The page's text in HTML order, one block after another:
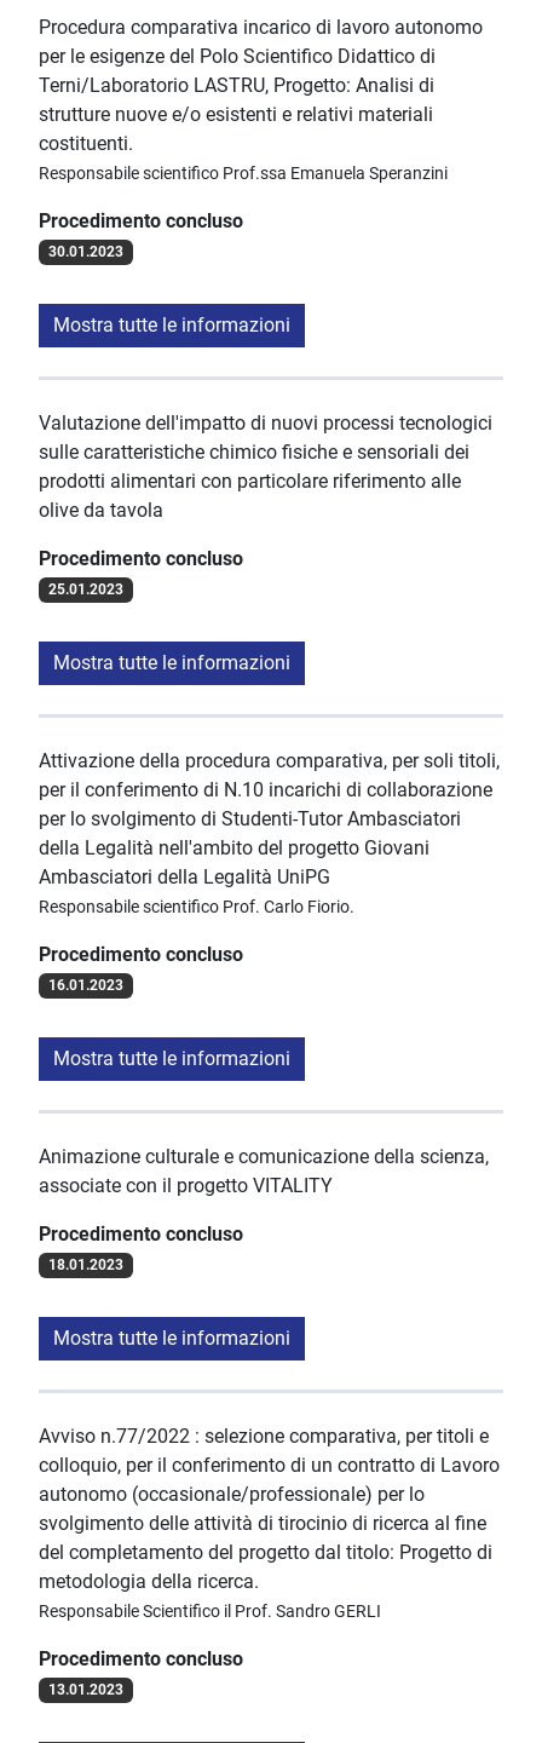
Procedura comparativa incarico di lavoro autonomo
per le esigenze del Polo Scientifico Didattico di
Terni/Laboratorio LASTRU, Progetto: Analisi di
strutture nuove e/o esistenti e relativi materiali
costituenti.
Responsabile scientifico Prof.ssa Emanuela Speranzini
Procedimento concluso
30.01.2023
Mostra tutte le informazioni
Valutazione dell'impatto di nuovi processi tecnologici
sulle caratteristiche chimico fisiche e sensoriali dei
prodotti alimentari con particolare riferimento alle
olive da tavola
Procedimento concluso
25.01.2023
Mostra tutte le informazioni
Attivazione della procedura comparativa, per soli titoli,
per il conferimento di N.10 incarichi di collaborazione
per lo svolgimento di Studenti-Tutor Ambasciatori
della Legalità nell'ambito del progetto Giovani
Ambasciatori della Legalità UniPG
Responsabile scientifico Prof. Carlo Fiorio.
Procedimento concluso
16.01.2023
Mostra tutte le informazioni
Animazione culturale e comunicazione della scienza,
associate con il progetto VITALITY
Procedimento concluso
18.01.2023
Mostra tutte le informazioni
Avviso n.77/2022 : selezione comparativa, per titoli e
colloquio, per il conferimento di un contratto di Lavoro
autonomo (occasionale/professionale) per lo
svolgimento delle attività di tirocinio di ricerca al fine
del completamento del progetto dal titolo: Progetto di
metodologia della ricerca.
Responsabile Scientifico il Prof. Sandro GERLI
Procedimento concluso
13.01.2023